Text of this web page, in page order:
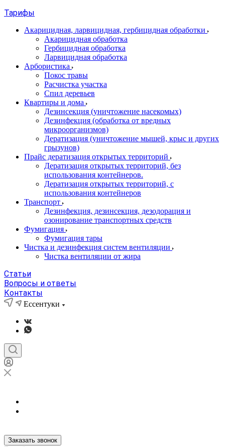
Тарифы
Акарицидная, ларвицидная, гербицидная обработки
Акарицидная обработка
Гербицидная обработка
Ларвицидная обработка
Арбористика
Покос травы
Расчистка участка
Спил деревьев
Квартиры и дома
Дезинсекция (уничтожение насекомых)
Дезинфекция (обработка от вредных
микроорганизмов)
Дератизация (уничтожение мышей, крыс и других
грызунов)
Прайс дератизация открытых территорий
Дератизация открытых территорий, без
использования контейнеров.
Дератизация открытых территорий, с
использования контейнеров
Транспорт
Дезинфекция, дезинсекция, дезодорация и
озонирование транспортных средств
Фумигация
Фумигация тары
Чистка и дезинфекция систем вентиляции
Чистка вентиляции от жира
Статьи
Вопросы и ответы
Контакты
Ессентуки
Заказать звонок